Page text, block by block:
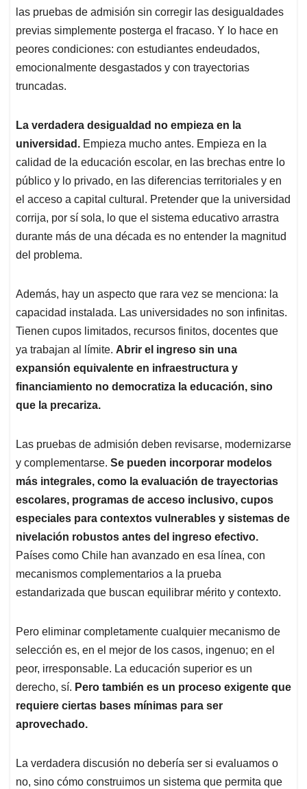
las pruebas de admisión sin corregir las desigualdades
previas simplemente posterga el fracaso. Y lo hace en
peores condiciones: con estudiantes endeudados,
emocionalmente desgastados y con trayectorias
truncadas.
La verdadera desigualdad no empieza en la
universidad. Empieza mucho antes. Empieza en la
calidad de la educación escolar, en las brechas entre lo
público y lo privado, en las diferencias territoriales y en
el acceso a capital cultural. Pretender que la universidad
corrija, por sí sola, lo que el sistema educativo arrastra
durante más de una década es no entender la magnitud
del problema.
Además, hay un aspecto que rara vez se menciona: la
capacidad instalada. Las universidades no son infinitas.
Tienen cupos limitados, recursos finitos, docentes que
ya trabajan al límite. Abrir el ingreso sin una
expansión equivalente en infraestructura y
financiamiento no democratiza la educación, sino
que la precariza.
Las pruebas de admisión deben revisarse, modernizarse
y complementarse. Se pueden incorporar modelos
más integrales, como la evaluación de trayectorias
escolares, programas de acceso inclusivo, cupos
especiales para contextos vulnerables y sistemas de
nivelación robustos antes del ingreso efectivo.
Países como Chile han avanzado en esa línea, con
mecanismos complementarios a la prueba
estandarizada que buscan equilibrar mérito y contexto.
Pero eliminar completamente cualquier mecanismo de
selección es, en el mejor de los casos, ingenuo; en el
peor, irresponsable. La educación superior es un
derecho, sí. Pero también es un proceso exigente que
requiere ciertas bases mínimas para ser
aprovechado.
La verdadera discusión no debería ser si evaluamos o
no, sino cómo construimos un sistema que permita que